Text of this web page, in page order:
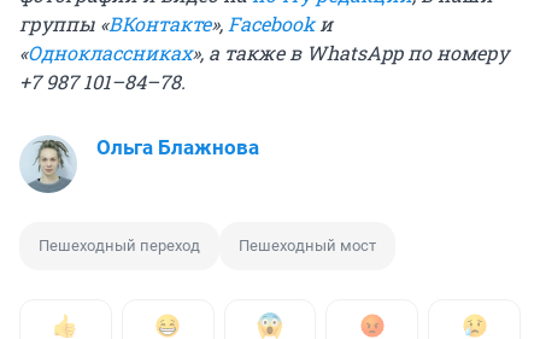
группы «ВКонтакте»,Facebookи
«Одноклассниках», а также в WhatsApp по номеру
+7 987 101–84–78.
Ольга Блажнова
Пешеходный переход Пешеходный мост